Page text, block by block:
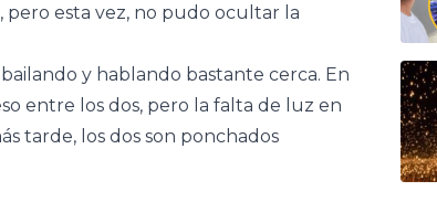
pero esta vez, no pudo ocultar la
y hablando bastante cerca. En
entre los dos, pero la falta de luz en
tarde, los dos son ponchados